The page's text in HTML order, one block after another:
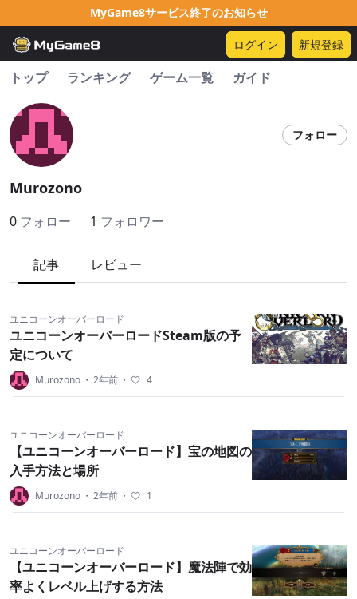
MyGame8サービス終了のお知らせ
ログイン 新規登録
トップ ランキング ゲーム一覧 ガイド
フォロー
Murozono
0 フォロー 1 フォロワー
記事 レビュー
ユニコーンオーバーロード
ユニコーンオーバーロードSteam版の予
定について
Murozono ・ 2年前 ・ 4
ユニコーンオーバーロード
【ユニコーンオーバーロード】宝の地図の
入手方法と場所
Murozono ・ 2年前 ・ 1
ユニコーンオーバーロード
【ユニコーンオーバーロード】魔法陣で効
率よくレベル上げする方法